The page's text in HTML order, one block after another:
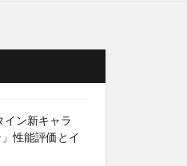
イン新キャラ
性能評価とイ